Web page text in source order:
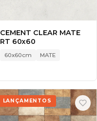
CEMENT CLEAR MATE
RT 60x60
60x60cm MATE
LANÇAMENTOS